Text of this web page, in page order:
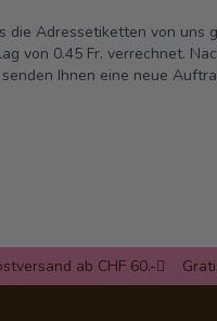
die Adressetiketten von uns
von 0.45 Fr. verrechnet.
Ihnen eine neue
ab CHF 60.-